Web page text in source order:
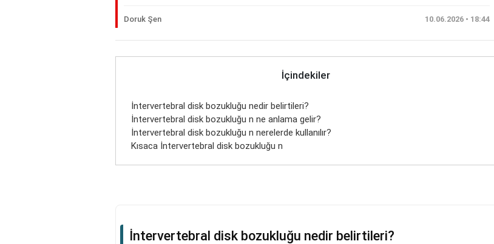
Doruk Şen 10.06.2026 • 18:44
İçindekiler
İntervertebral disk bozukluğu nedir belirtileri?
İntervertebral disk bozukluğu n ne anlama gelir?
İntervertebral disk bozukluğu n nerelerde kullanılır?
Kısaca İntervertebral disk bozukluğu n
İntervertebral disk bozukluğu nedir belirtileri?